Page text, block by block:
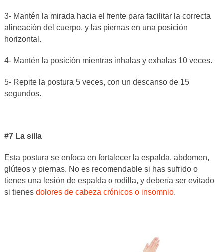
3- Mantén la mirada hacia el frente para facilitar la correcta
alineación del cuerpo, y las piernas en una posición
horizontal.
4- Mantén la posición mientras inhalas y exhalas 10 veces.
5- Repite la postura 5 veces, con un descanso de 15
segundos.
#7 La silla
Esta postura se enfoca en fortalecer la espalda, abdomen,
glúteos y piernas. No es recomendable si has sufrido o
tienes una lesión de espalda o rodilla, y debería ser evitado
si tienes dolores de cabeza crónicos o insomnio.